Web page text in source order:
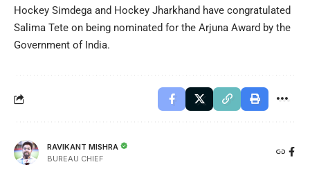
Hockey Simdega and Hockey Jharkhand have congratulated
Salima Tete on being nominated for the Arjuna Award by the
Government of India.
RAVIKANT MISHRA
BUREAU CHIEF